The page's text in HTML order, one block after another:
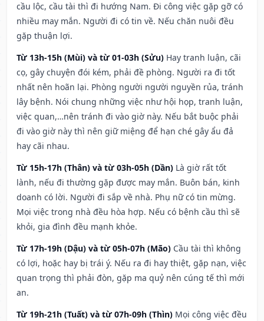
cầu lộc, cầu tài thì đi hướng Nam. Đi công việc gặp gỡ có
nhiều may mắn. Người đi có tin về. Nếu chăn nuôi đều
gặp thuận lợi.
Từ 13h-15h (Mùi) và từ 01-03h (Sửu) Hay tranh luận, cãi
cọ, gây chuyện đói kém, phải đề phòng. Người ra đi tốt
nhất nên hoãn lại. Phòng người người nguyền rủa, tránh
lây bệnh. Nói chung những việc như hội họp, tranh luận,
việc quan,…nên tránh đi vào giờ này. Nếu bắt buộc phải
đi vào giờ này thì nên giữ miệng để hạn ché gây ẩu đả
hay cãi nhau.
Từ 15h-17h (Thân) và từ 03h-05h (Dần) Là giờ rất tốt
lành, nếu đi thường gặp được may mắn. Buôn bán, kinh
doanh có lời. Người đi sắp về nhà. Phụ nữ có tin mừng.
Mọi việc trong nhà đều hòa hợp. Nếu có bệnh cầu thì sẽ
khỏi, gia đình đều mạnh khỏe.
Từ 17h-19h (Dậu) và từ 05h-07h (Mão) Cầu tài thì không
có lợi, hoặc hay bị trái ý. Nếu ra đi hay thiệt, gặp nạn, việc
quan trọng thì phải đòn, gặp ma quỷ nên cúng tế thì mới
an.
Từ 19h-21h (Tuất) và từ 07h-09h (Thìn) Mọi công việc đều